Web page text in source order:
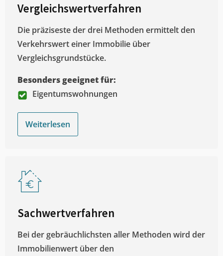
Vergleichswertverfahren
Die präziseste der drei Methoden ermittelt den
Verkehrswert einer Immobilie über
Vergleichsgrundstücke.
Besonders geeignet für:
Eigentumswohnungen
Weiterlesen
Sachwertverfahren
Bei der gebräuchlichsten aller Methoden wird der
Immobilienwert über den